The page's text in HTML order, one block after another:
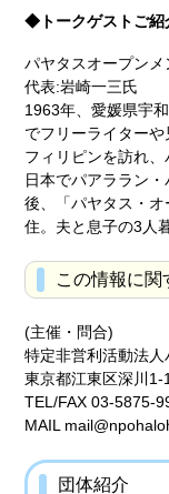
◆トークゲストご紹
パヤタスオープンメ
代表:岩崎一三氏
1963年、愛媛県宇
でフリーライター
フィリピンを訪れ、
日本でパアララン
後、「パヤタス・
住。夫と息子の3人
この情報に関
(主催・問合)
特定非営利活動法
東京都江東区深川1-
TEL/FAX 03-5875-
MAIL
団体紹介